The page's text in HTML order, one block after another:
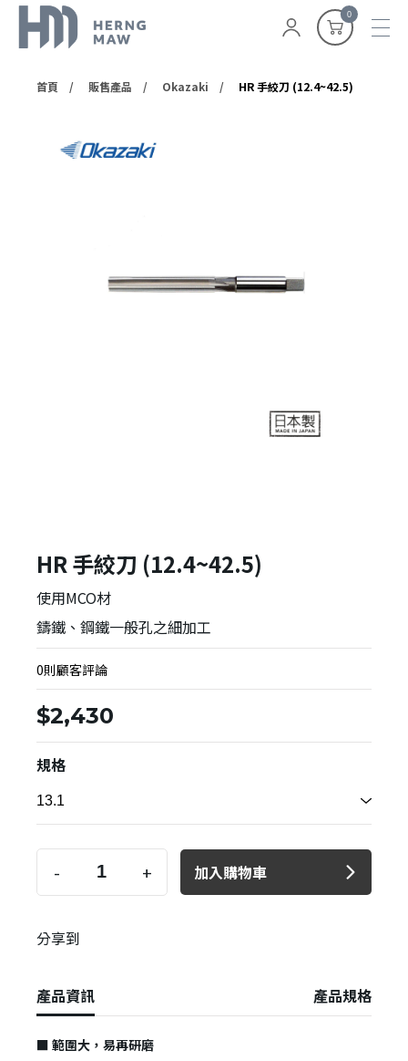
0
首頁 販售產品 Okazaki HR 手絞刀 (12.4~42.5)
HR 手絞刀 (12.4~42.5)
使用MCO材
鑄鐵、鋼鐵一般孔之細加工
0則顧客評論
$2,430
規格
- + 加入購物車
分享到
產品資訊 產品規格
■ 範圍大，易再研磨